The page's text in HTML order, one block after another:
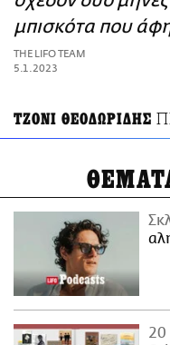
ΑΜΠΑ
PRINT
μπισκότα που
THE LIFO TEAM
5.1.2023
ΤΖΟΝΙ ΘΕΟΔΩΡΙΔΗΣ
20